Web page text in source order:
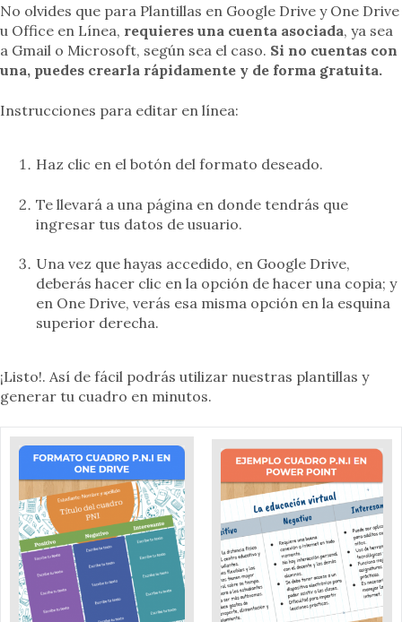
No olvides que para Plantillas en Google Drive y One Drive
u Office en Línea, requieres una cuenta asociada, ya sea
a Gmail o Microsoft, según sea el caso. Si no cuentas con
una, puedes crearla rápidamente y de forma gratuita.
Instrucciones para editar en línea:
Haz clic en el botón del formato deseado.
Te llevará a una página en donde tendrás que
ingresar tus datos de usuario.
Una vez que hayas accedido, en Google Drive,
deberás hacer clic en la opción de hacer una copia; y
en One Drive, verás esa misma opción en la esquina
superior derecha.
¡Listo!. Así de fácil podrás utilizar nuestras plantillas y
generar tu cuadro en minutos.